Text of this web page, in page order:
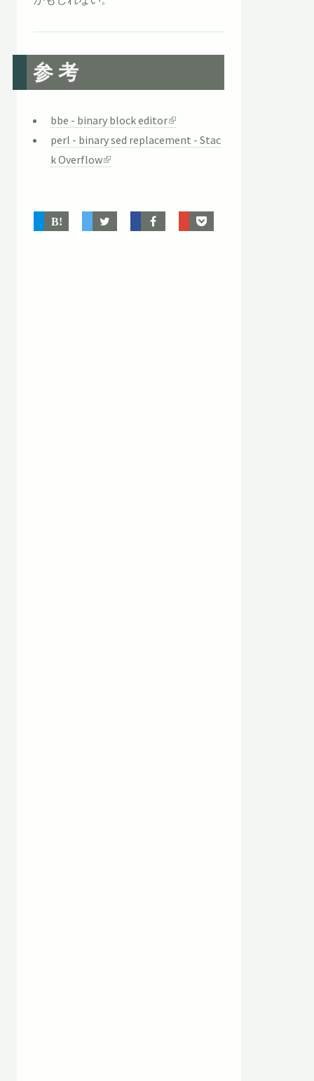
参考
bbe - binary block editor
perl - binary sed replacement - Stac
k Overflow